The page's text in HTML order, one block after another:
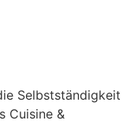
Selbstständigkeit
Cuisine &